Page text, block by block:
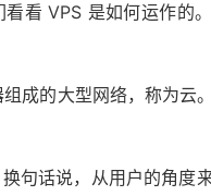
看 VPS 是如何运作的
成的大型网络，称为云
句话说，从用户的角度